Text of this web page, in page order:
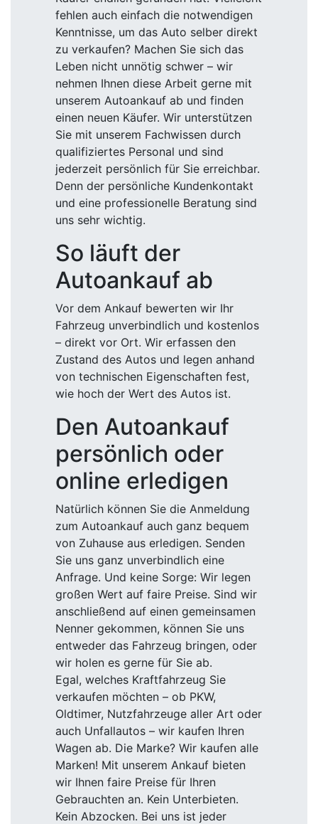
fehlen auch einfach die notwendigen
Kenntnisse, um das Auto selber direkt
zu verkaufen? Machen Sie sich das
Leben nicht unnötig schwer – wir
nehmen Ihnen diese Arbeit gerne mit
unserem Autoankauf ab und finden
einen neuen Käufer. Wir unterstützen
Sie mit unserem Fachwissen durch
qualifiziertes Personal und sind
jederzeit persönlich für Sie erreichbar.
Denn der persönliche Kundenkontakt
und eine professionelle Beratung sind
uns sehr wichtig.
So läuft der
Autoankauf ab
Vor dem Ankauf bewerten wir Ihr
Fahrzeug unverbindlich und kostenlos
– direkt vor Ort. Wir erfassen den
Zustand des Autos und legen anhand
von technischen Eigenschaften fest,
wie hoch der Wert des Autos ist.
Den Autoankauf
persönlich oder
online erledigen
Natürlich können Sie die Anmeldung
zum Autoankauf auch ganz bequem
von Zuhause aus erledigen. Senden
Sie uns ganz unverbindlich eine
Anfrage. Und keine Sorge: Wir legen
großen Wert auf faire Preise. Sind wir
anschließend auf einen gemeinsamen
Nenner gekommen, können Sie uns
entweder das Fahrzeug bringen, oder
wir holen es gerne für Sie ab.
Egal, welches Kraftfahrzeug Sie
verkaufen möchten – ob PKW,
Oldtimer, Nutzfahrzeuge aller Art oder
auch Unfallautos – wir kaufen Ihren
Wagen ab. Die Marke? Wir kaufen alle
Marken! Mit unserem Ankauf bieten
wir Ihnen faire Preise für Ihren
Gebrauchten an. Kein Unterbieten.
Kein Abzocken. Bei uns ist jeder